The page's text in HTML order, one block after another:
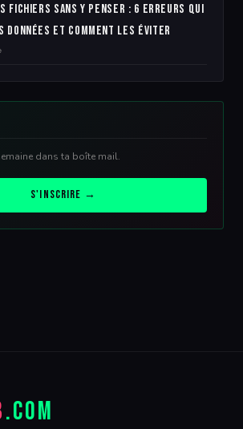
fichiers sans y penser : 6 erreurs qui
données et comment les éviter
dans ta boîte mail.
S'inscrire →
.COM